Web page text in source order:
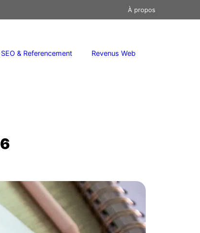
À propos
SEO & Referencement Revenus Web